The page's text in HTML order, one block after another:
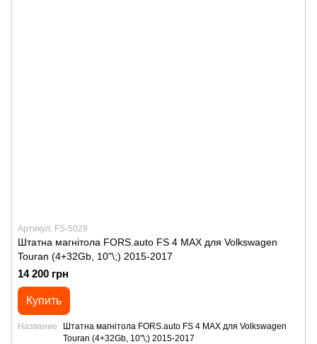
Артикул: FS-5028
Штатна магнітола FORS.auto FS 4 MAX для Volkswagen
Touran (4+32Gb, 10"\;) 2015-2017
14 200 грн
Купить
Название
Штатна магнітола FORS.auto FS 4 MAX для Volkswagen
Touran (4+32Gb, 10"\;) 2015-2017